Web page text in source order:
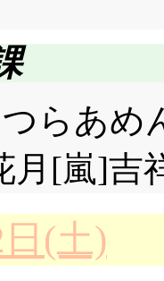
らあめ
月[嵐]吉
(土)